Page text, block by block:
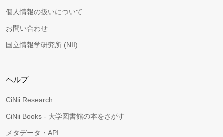
個人情報の扱いについて
お問い合わせ
国立情報学研究所 (NII)
ヘルプ
CiNii Research
CiNii Books - 大学図書館の本をさがす
メタデータ・API